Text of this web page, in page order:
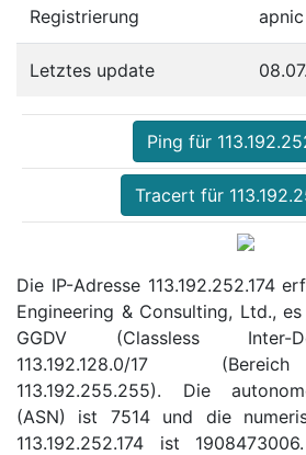
Registrierung apnic
Letztes update
Ping für
Tracert für
Die IP-Adresse 113.192.252.174
Engineering & Consulting, Ltd.,
GGDV (Classless Inter-
113.192.128.0/17
113.192.255.255). Die
(ASN) ist 7514 und die
113.192.252.174 ist